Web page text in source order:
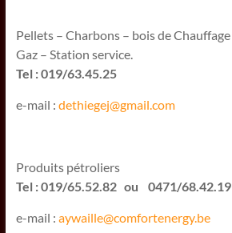
Pellets – Charbons – bois de Chauffage
Gaz – Station service.
Tel : 019/63.45.25
e-mail : dethiegej@gmail.com
Produits pétroliers
Tel : 019/65.52.82 ou 0471/68.42.19
e-mail : aywaille@comfortenergy.be